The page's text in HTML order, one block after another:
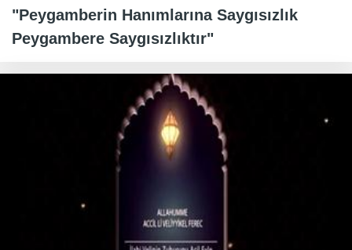
"Peygamberin Hanımlarına Saygısızlık
Peygambere Saygısızlıktır"